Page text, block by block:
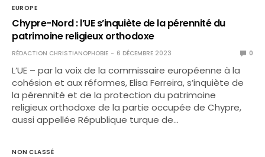
EUROPE
Chypre-Nord : l’UE s’inquiète de la pérennité du
patrimoine religieux orthodoxe
RÉDACTION CHRISTIANOPHOBIE 6 DÉCEMBRE 2023 0
L’UE – par la voix de la commissaire européenne à la
cohésion et aux réformes, Elisa Ferreira, s’inquiète de
la pérennité et de la protection du patrimoine
religieux orthodoxe de la partie occupée de Chypre,
aussi appellée République turque de…
NON CLASSÉ